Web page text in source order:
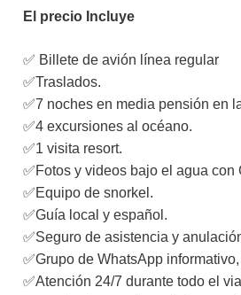
El precio Incluye
✅ Billete de avión línea regular
✅Traslados.
✅7 noches en media pensión en
✅4 excursiones al océano.
✅1 visita resort.
✅Fotos y videos bajo el agua con
✅Equipo de snorkel.
✅Guía local y español.
✅Seguro de asistencia y
✅Grupo de WhatsApp
✅Atención 24/7 durante todo el